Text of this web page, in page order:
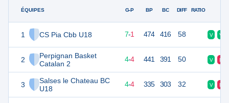
ÉQUIPES
1 CS Pia Cbb U18
2
Perpignan Basket
Catalan 2
3
Salses le Chateau BC
U18
G-P BP BC DIFF RATIO
15 7-1 474 416 58 V V
12 4-4 441 391 50 V D
12 8 4-4 335 303 32 V D